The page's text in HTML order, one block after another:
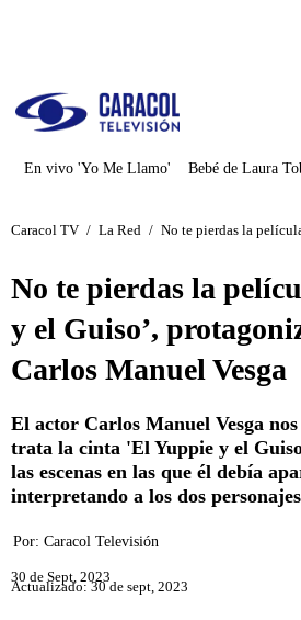
En vivo 'Yo Me Llamo' Bebé de Laura
Caracol TV / La Red / No te pierdas la
No te pierdas la
y el Guiso’,
Carlos Manuel Vesga
El actor Carlos Manuel Vesga nos
trata la cinta 'El Yuppie y el
las escenas en las que él debía
interpretando a los dos
Por: Caracol Televisión
30 de Sept, 2023
Actualizado: 30 de sept, 2023